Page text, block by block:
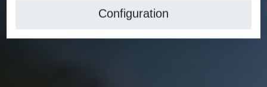
Configuration